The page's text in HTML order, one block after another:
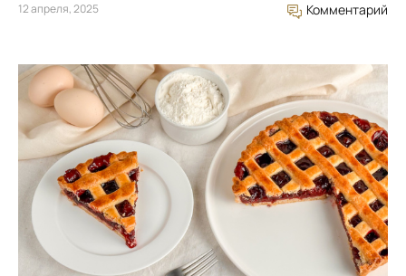
12 апреля, 2025 Комментарий